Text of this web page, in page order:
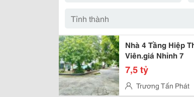
Nhà 4 Tầng Hiệp
Viên.giá Nhỉnh 7
7,5 tỷ
Trương Tấn Phát